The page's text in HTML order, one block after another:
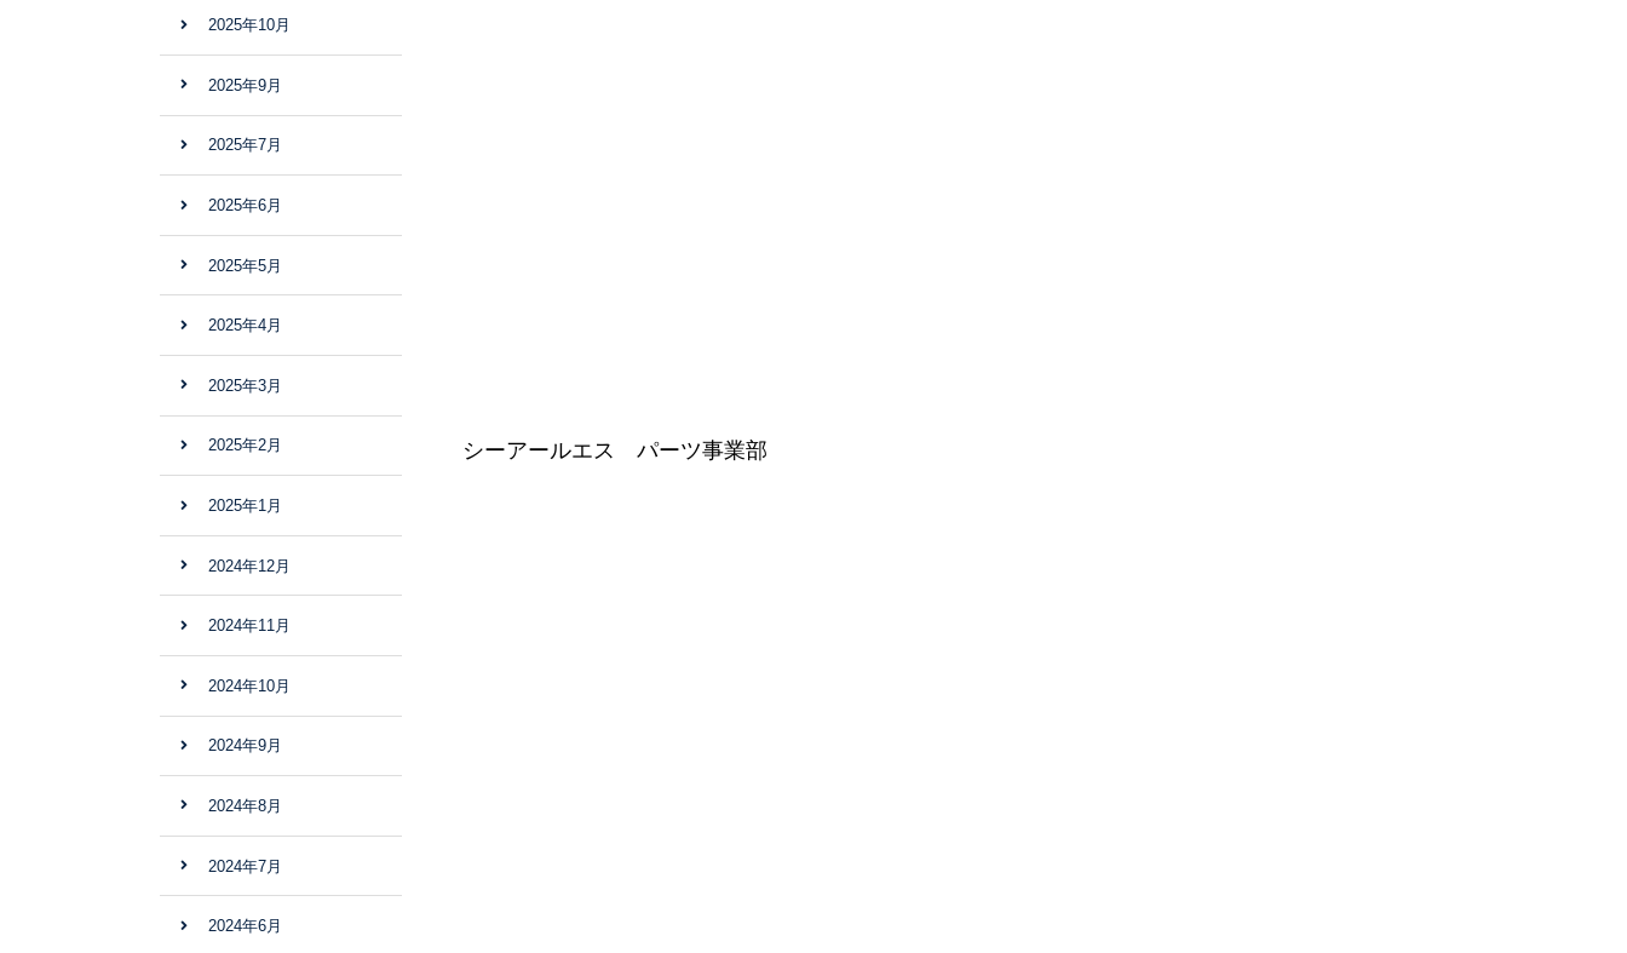
シーアールエス パーツ事業部
2025年10月
2025年9月
2025年7月
2025年6月
2025年5月
2025年4月
2025年3月
2025年2月
2025年1月
2024年12月
2024年11月
2024年10月
2024年9月
2024年8月
2024年7月
2024年6月